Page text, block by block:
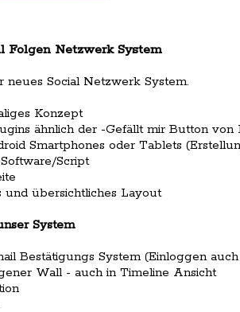
Folgen Netzwerk System
neues Social Netzwerk System.
Konzept
ähnlich der -Gefällt mir Button von
Smartphones oder Tablets
Script
und übersichtliches Layout
System
Bestätigungs System (Einloggen
Wall - auch in Timeline Ansicht